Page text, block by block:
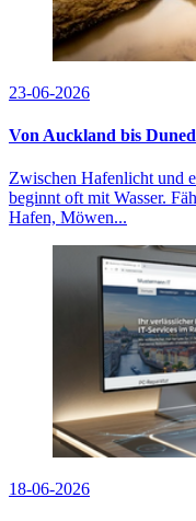
23-06-2026
Von Auckland bis
Zwischen Hafenlicht und
beginnt oft mit Wasser.
Hafen, Möwen...
18-06-2026